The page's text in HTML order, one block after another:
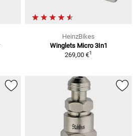
HeinzBikes
Winglets Micro 3In1
269,00 €1